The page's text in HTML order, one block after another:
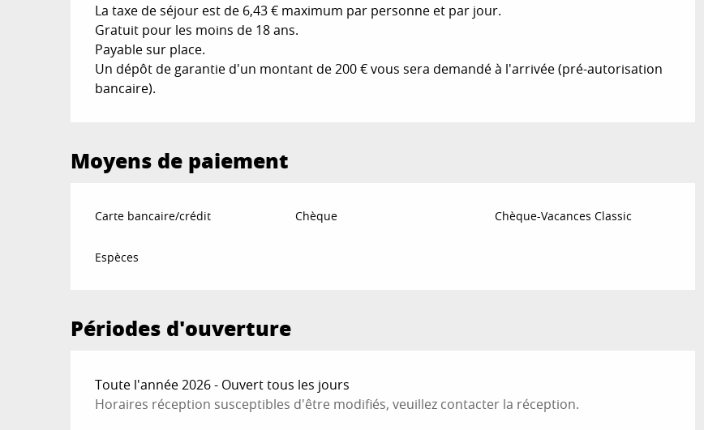
La taxe de séjour est de 6,43 € maximum par personne et par jour.
Gratuit pour les moins de 18 ans.
Payable sur place.
Un dépôt de garantie d'un montant de 200 € vous sera demandé à l'arrivée (pré-autorisation
bancaire).
Moyens de paiement
Carte bancaire/crédit Chèque Chèque-Vacances Classic
Espèces
Périodes d'ouverture
Toute l'année 2026 - Ouvert tous les jours
Horaires réception susceptibles d'être modifiés, veuillez contacter la réception.